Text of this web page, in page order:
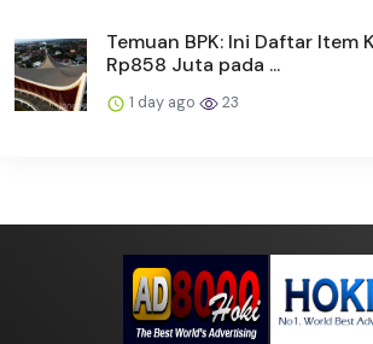
Temuan BPK: Ini Daftar Item
Rp858 Juta pada ...
1 day ago 23